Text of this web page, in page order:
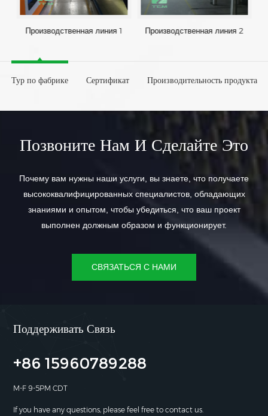
Производственная линия 1 Производственная линия 2
Тур по фабрике Сертификат Производительность продукта
Позвоните Нам И Сделайте Это
Почему вам нужны наши услуги, вы знаете, что получаете
высококвалифицированных специалистов, обладающих
знаниями и опытом, чтобы убедиться, что ваш проект
выполнен должным образом и функционирует.
СВЯЗАТЬСЯ С НАМИ
Поддерживать Связь
+86 15960789288
M-F 9-5PM CDT
If you have any questions, please feel free to contact us.